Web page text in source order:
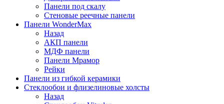
Панели под скалу
Стеновые реечные панели
Панели WonderMax
Назад
АКП панели
МДФ панели
Панели Мрамор
Рейки
Панели из гибкой керамики
Стеклообои и флизелиновые холсты
Назад